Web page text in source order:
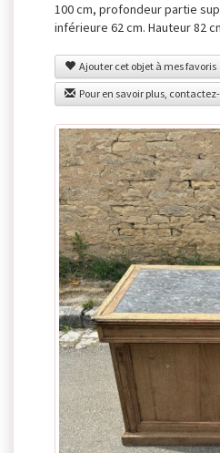
100 cm, profondeur partie
inférieure 62 cm. Hauteur 82
Ajouter cet objet à mes favoris
Pour en savoir plus,